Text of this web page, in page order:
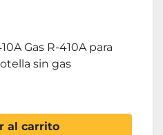
Gas R-410A para
sin gas
al carrito